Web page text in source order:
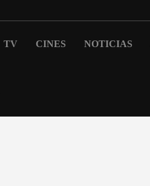
TV CINES NOTICIAS